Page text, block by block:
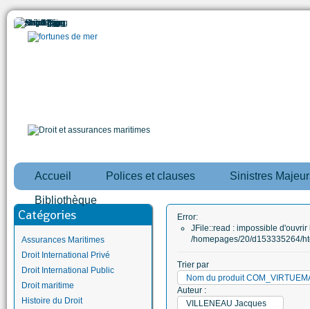
Accueil Polices et clauses Sinistres
Bibliothèque
Catégories
Assurances Maritimes
Droit International Privé
Droit International Public
Droit maritime
Histoire du Droit
Error:
JFile::read : impossible d'ouvrir
/homepages/20/d153335264/
Trier par
Nom du produit
Auteur :
VILLENEAU Jacques